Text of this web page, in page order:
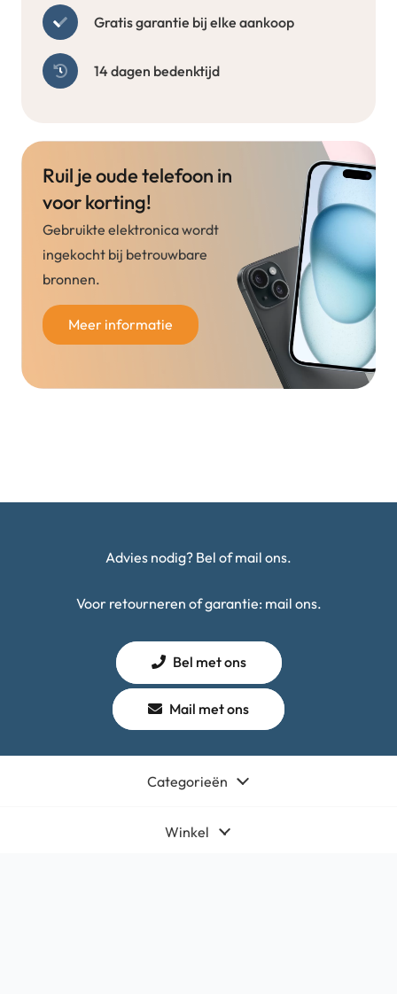
Gratis garantie bij elke aankoop
14 dagen bedenktijd
Ruil je oude telefoon in
voor korting!
Gebruikte elektronica wordt
ingekocht bij betrouwbare
bronnen.
Meer informatie
Advies nodig? Bel of mail ons.
Voor retourneren of garantie: mail ons.
Bel met ons
Mail met ons
Categorieën
Winkel